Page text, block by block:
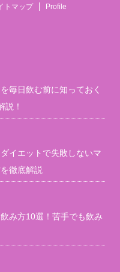
トマップ Profile
毎日飲む前に知っておく
説！
イエットで失敗しないマ
徹底解説
み方10選！苦手でも飲み